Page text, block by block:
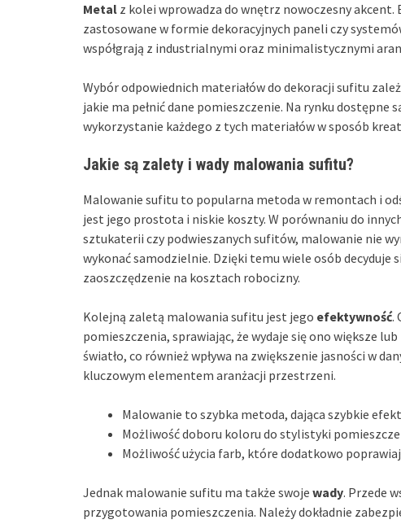
Metal z kolei wprowadza do wnętrz nowoczesny
zastosowane w formie dekoracyjnych paneli czy
współgrają z industrialnymi oraz minimalistycznymi
Wybór odpowiednich materiałów do dekoracji sufitu
jakie ma pełnić dane pomieszczenie. Na rynku dostępne
wykorzystanie każdego z tych materiałów w sposób
Jakie są zalety i wady malowania sufitu?
Malowanie sufitu to popularna metoda w remontach i
jest jego prostota i niskie koszty. W porównaniu do
sztukaterii czy podwieszanych sufitów, malowanie nie
wykonać samodzielnie. Dzięki temu wiele osób decyduje
zaoszczędzenie na kosztach robocizny.
Kolejną zaletą malowania sufitu jest jego efektywność.
pomieszczenia, sprawiając, że wydaje się ono większe
światło, co również wpływa na zwiększenie jasności w
kluczowym elementem aranżacji przestrzeni.
Malowanie to szybka metoda, dająca szybkie
Możliwość doboru koloru do stylistyki
Możliwość użycia farb, które dodatkowo
Jednak malowanie sufitu ma także swoje wady. Przede
przygotowania pomieszczenia. Należy dokładnie